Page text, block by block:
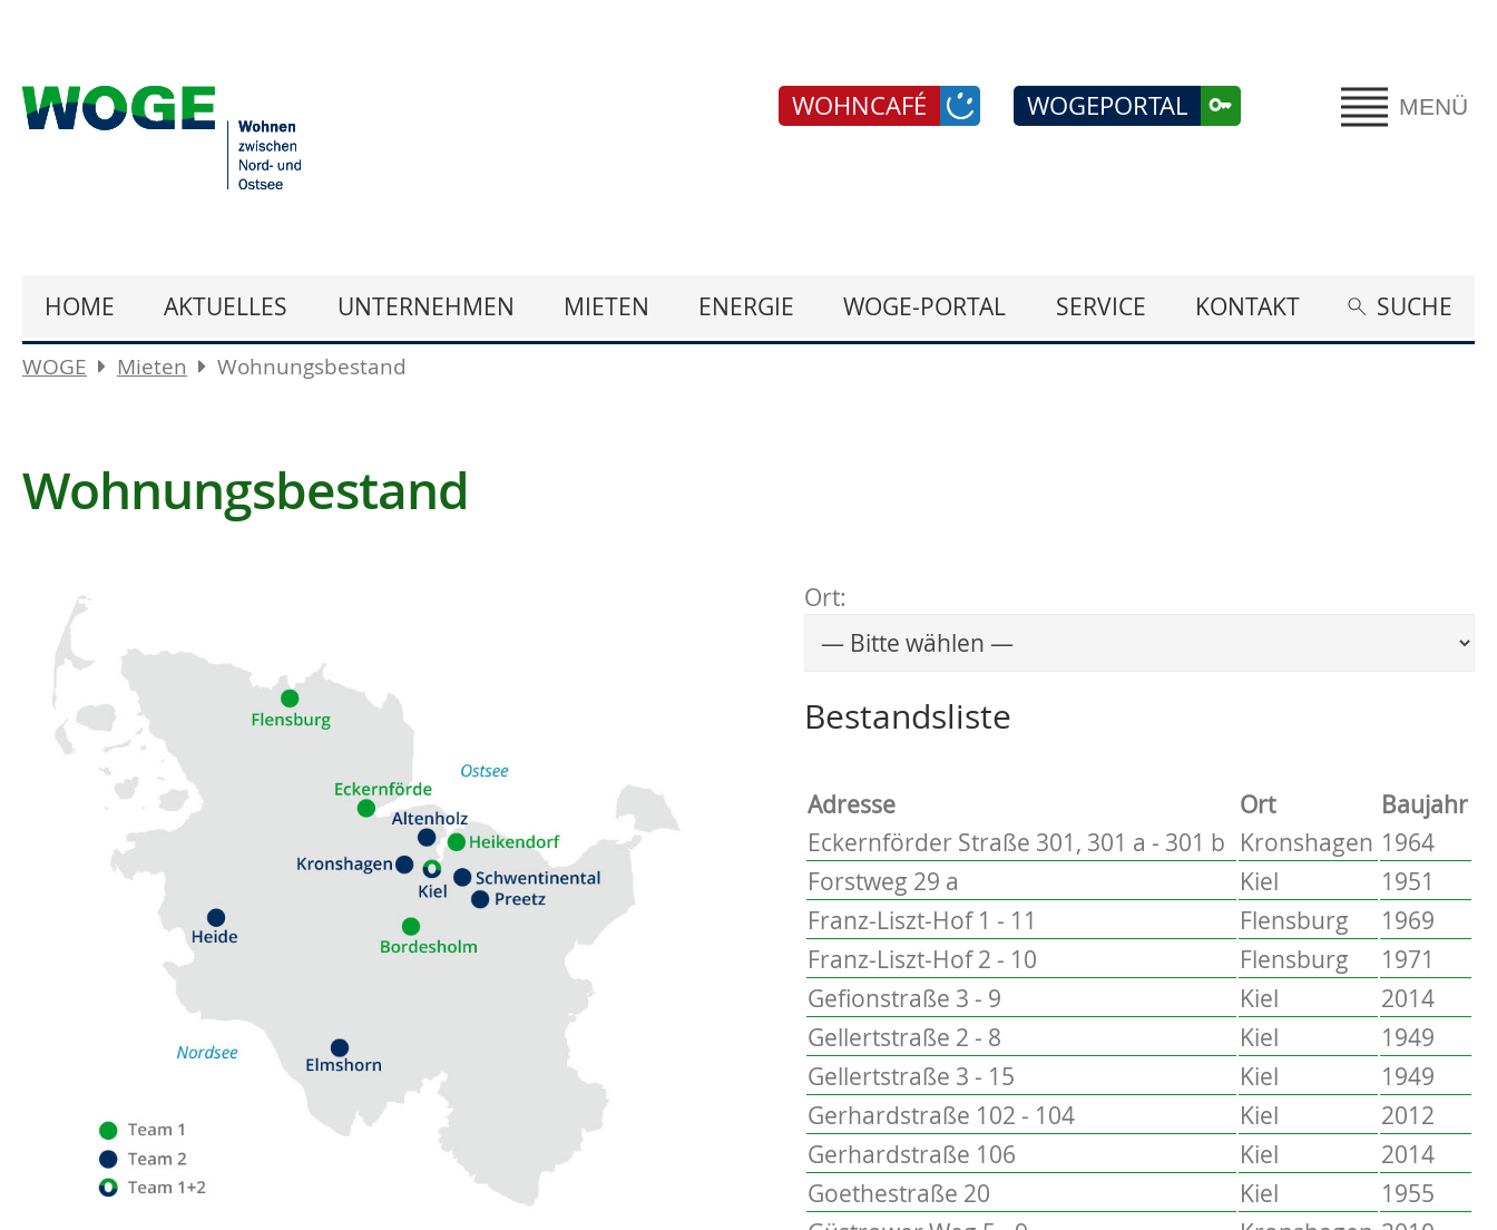
MENÜ
WOGEPORTAL
WOHNCAFÉ
HOME AKTUELLES UNTERNEHMEN MIETEN ENERGIE WOGE-PORTAL SERVICE KONTAKT SUCHE
WOGE Mieten Wohnungsbestand
Wohnungsbestand
Ort:
Wählen Sie einen Ort, um zur entsprechenden Seite zu
Bestandsliste
Adresse Ort
Baujahr
Eckernförder Straße 301, 301 a - 301 b Kronshagen 1964
Forstweg 29 a
Kiel
1951
Franz-Liszt-Hof 1 - 11
Flensburg
1969
Franz-Liszt-Hof 2 - 10
Flensburg
1971
Gefionstraße 3 - 9
Kiel
2014
Gellertstraße 2 - 8
Kiel
1949
Gellertstraße 3 - 15
Kiel
1949
Gerhardstraße 102 - 104
Kiel
2012
Gerhardstraße 106
Kiel
2014
Goethestraße 20
Kiel
1955